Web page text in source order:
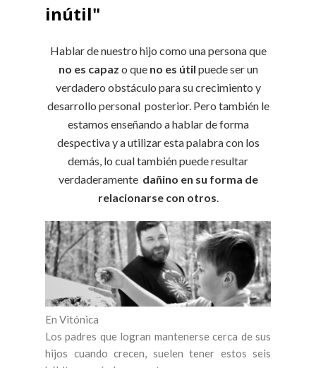
inútil"
Hablar de nuestro hijo como una persona que
no es capaz o que no es útil puede ser un
verdadero obstáculo para su crecimiento y
desarrollo personal posterior. Pero también le
estamos enseñando a hablar de forma
despectiva y a utilizar esta palabra con los
demás, lo cual también puede resultar
verdaderamente dañino en su forma de
relacionarse con otros.
En Vitónica
Los padres que logran mantenerse cerca de sus
hijos cuando crecen, suelen tener estos seis